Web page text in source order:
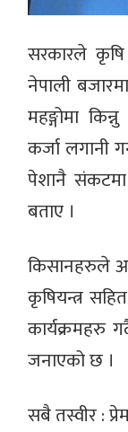
सरकारले कृषि
नेपाली
महङ्गोमा
कर्जा लगानी
पेशानै
बताए ।
किसानहरुले
कृषियन्त्र
कार्यक्रमहरु
जनाएको छ ।
सबै तस्वीर :